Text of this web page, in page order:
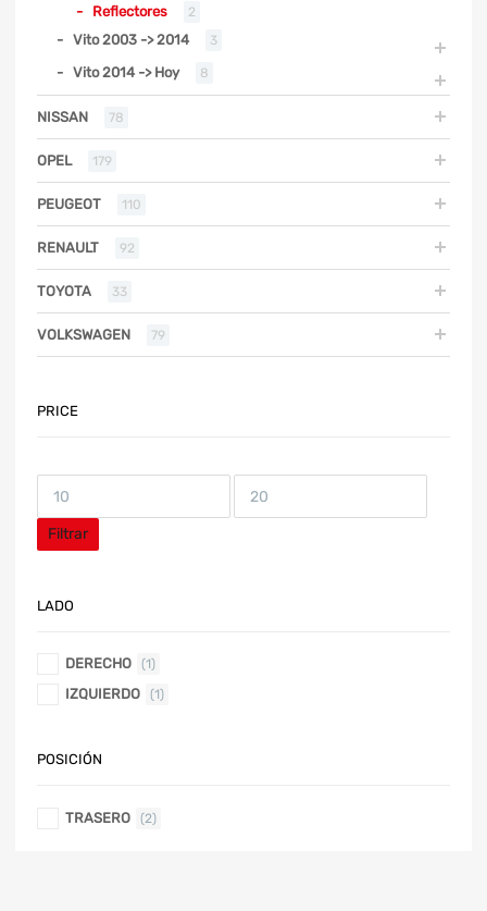
Reflectores 2
Vito 2003 -> 2014 3
Vito 2014 -> Hoy 8
NISSAN 78
OPEL 179
PEUGEOT 110
RENAULT 92
TOYOTA 33
VOLKSWAGEN 79
PRICE
Filtrar
LADO
DERECHO (1)
IZQUIERDO (1)
POSICIÓN
TRASERO (2)